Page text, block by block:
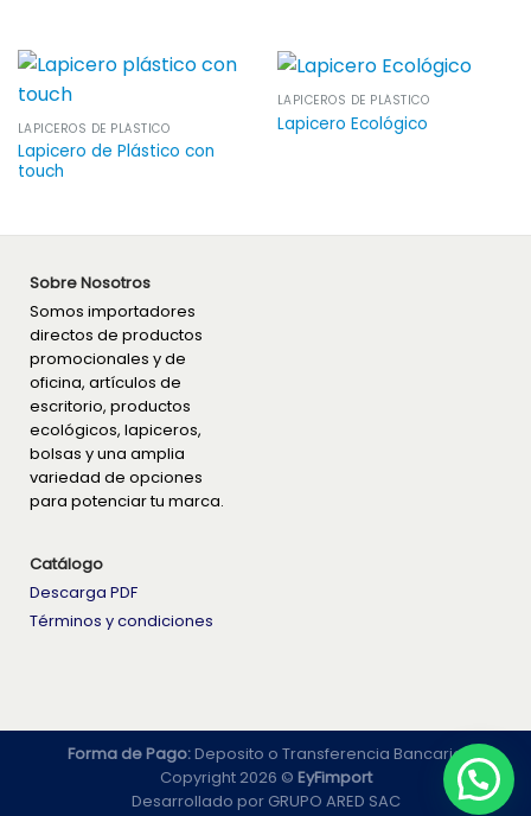
LAPICEROS DE PLÁSTICO
Lapicero de Plástico con
touch
LAPICEROS DE PLÁSTICO
Lapicero Ecológico
Sobre Nosotros
Somos importadores
directos de productos
promocionales y de
oficina, artículos de
escritorio, productos
ecológicos, lapiceros,
bolsas y una amplia
variedad de opciones
para potenciar tu marca.
Catálogo
Descarga PDF
Términos y condiciones
Forma de Pago:Deposito o Transferencia Bancaria
Copyright 2026 © EyFimport
Desarrollado por GRUPO ARED SAC